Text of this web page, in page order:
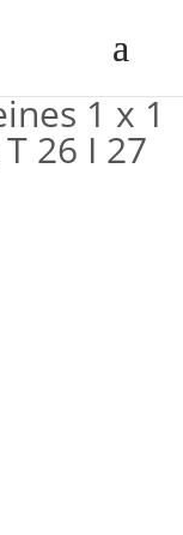
1 x 1
26 I 27